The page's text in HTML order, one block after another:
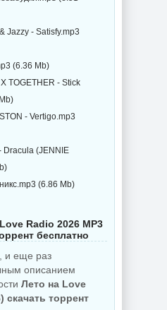
Jazzy - Satisfy.mp3
(6.36 Mb)
TOGETHER - Stick
- Vertigo.mp3
Dracula (JENNIE
(6.86 Mb)
Radio 2026 MP3
бесплатно
и еще раз
описанием
Лето на Love
скачать торрент